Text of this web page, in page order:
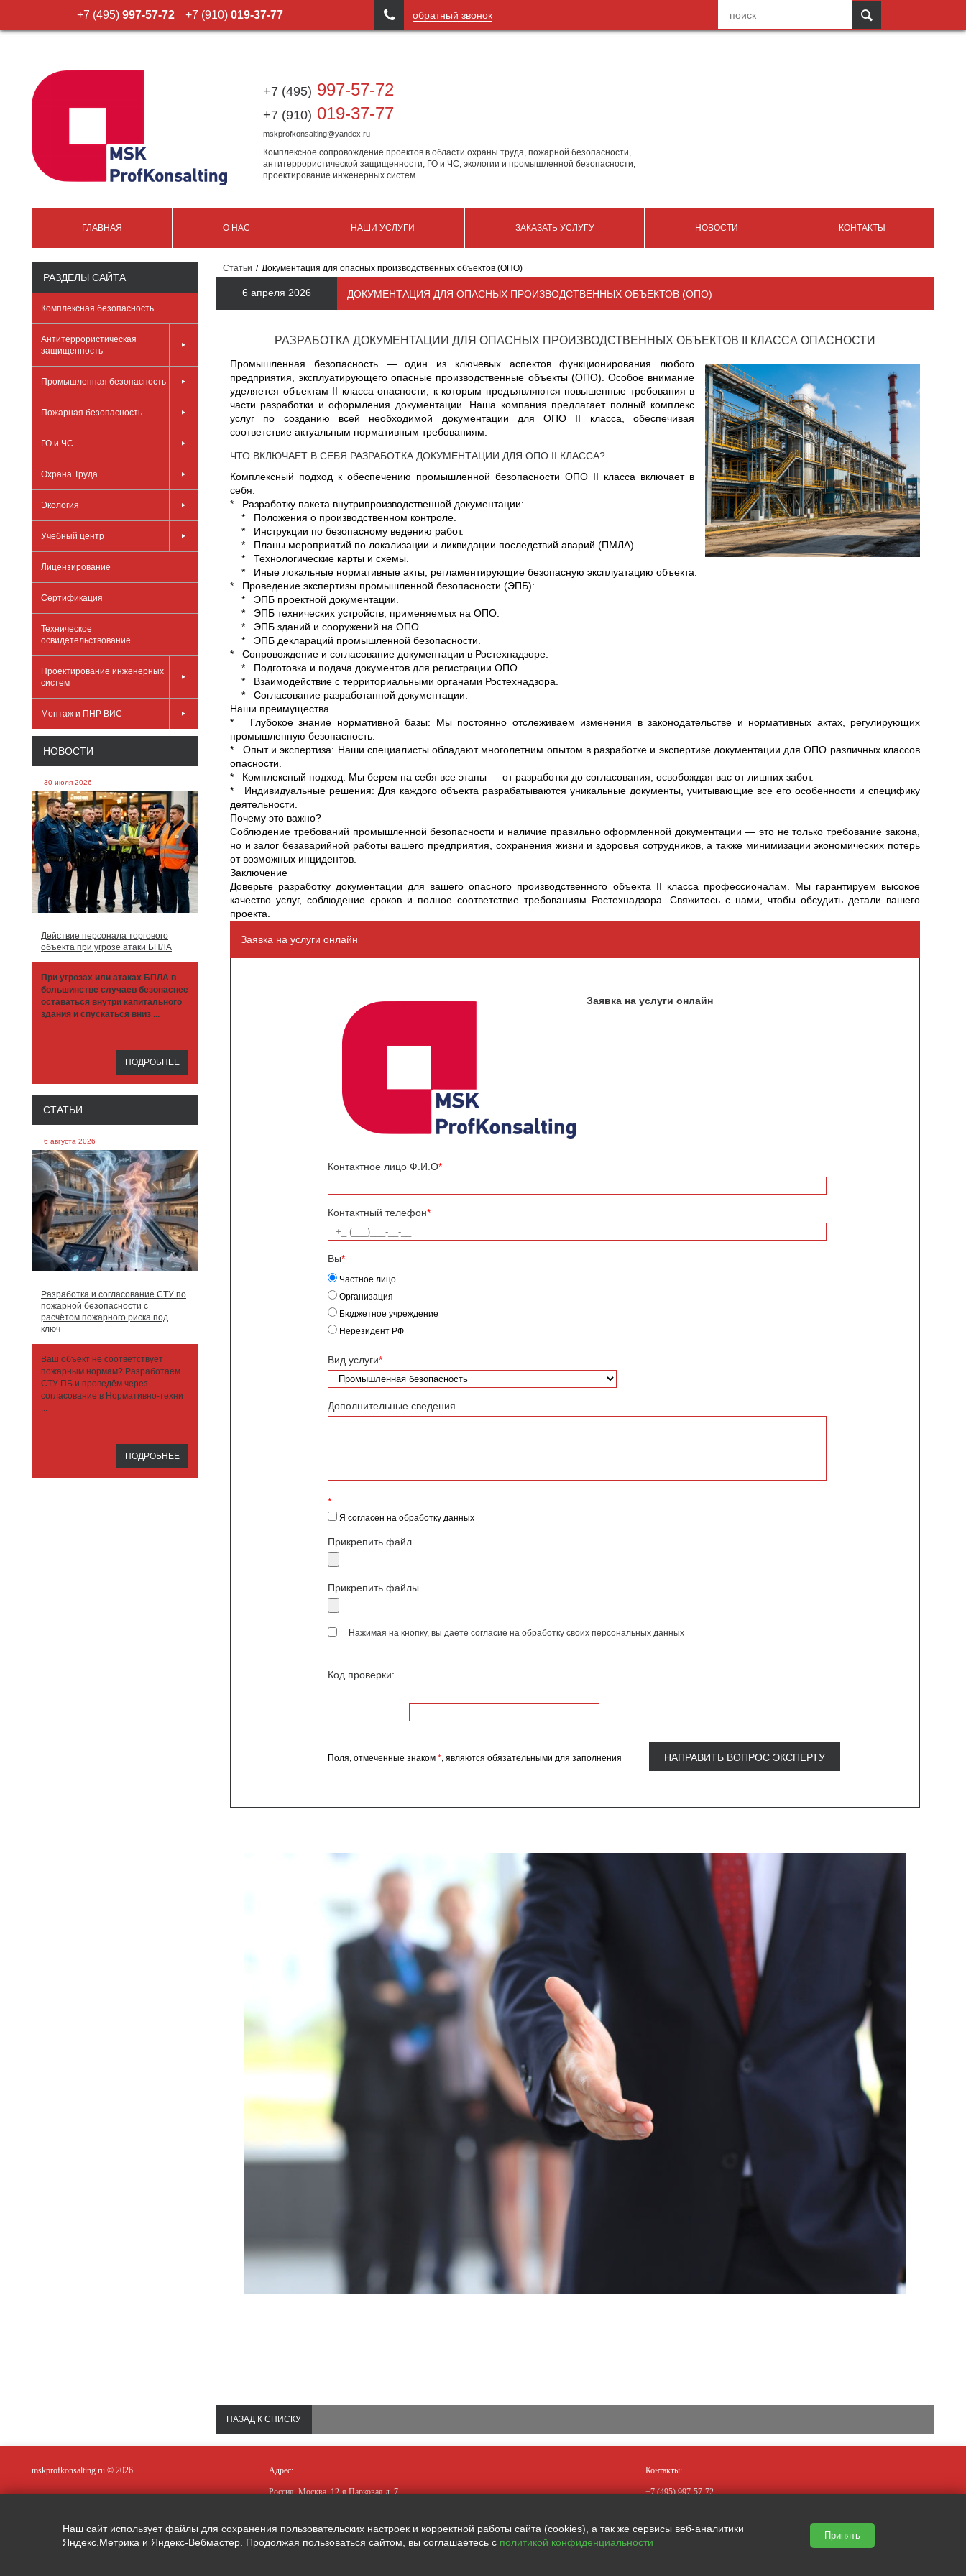
+7 (495) 997-57-72 +7 (910) 019-37-77  обратный звонок
+7 (495) 997-57-72
+7 (910) 019-37-77
mskprofkonsalting@yandex.ru
Комплексное сопровождение проектов в области охраны труда, пожарной безопасности,
антитеррористической защищенности, ГО и ЧС, экологии и промышленной безопасности,
проектирование инженерных систем.
ГЛАВНАЯ О НАС НАШИ УСЛУГИ ЗАКАЗАТЬ УСЛУГУ НОВОСТИ КОНТАКТЫ
РАЗДЕЛЫ САЙТА
Комплексная безопасность
Антитеррористическая
защищенность
Промышленная безопасность
Пожарная безопасность
ГО и ЧС
Охрана Труда
Экология
Учебный центр
Лицензирование
Сертификация
Техническое
освидетельствование
Проектирование инженерных
систем
Монтаж и ПНР ВИС
НОВОСТИ
30 июля 2026
Действие персонала торгового
объекта при угрозе атаки БПЛА
При угрозах или атаках БПЛА в
большинстве случаев безопаснее
оставаться внутри капитального
здания и спускаться вниз ...
ПОДРОБНЕЕ
СТАТЬИ
6 августа 2026
Разработка и согласование СТУ по
пожарной безопасности с
расчётом пожарного риска под
ключ
Ваш объект не соответствует
пожарным нормам? Разработаем
СТУ ПБ и проведём через
согласование в Нормативно-техни
...
ПОДРОБНЕЕ
Статьи Документация для опасных производственных объектов (ОПО)
6 апреля 2026 ДОКУМЕНТАЦИЯ ДЛЯ ОПАСНЫХ ПРОИЗВОДСТВЕННЫХ ОБЪЕКТОВ (ОПО)
РАЗРАБОТКА ДОКУМЕНТАЦИИ ДЛЯ ОПАСНЫХ ПРОИЗВОДСТВЕННЫХ ОБЪЕКТОВ II КЛАССА ОПАСНОСТИ
Промышленная безопасность — один из ключевых аспектов функционирования любого
предприятия, эксплуатирующего опасные производственные объекты (ОПО). Особое внимание
уделяется объектам II класса опасности, к которым предъявляются повышенные требования в
части разработки и оформления документации. Наша компания предлагает полный комплекс
услуг по созданию всей необходимой документации для ОПО II класса, обеспечивая
соответствие актуальным нормативным требованиям.
ЧТО ВКЛЮЧАЕТ В СЕБЯ РАЗРАБОТКА ДОКУМЕНТАЦИИ ДЛЯ ОПО II КЛАССА?
Комплексный подход к обеспечению промышленной безопасности ОПО II класса включает в
себя:
* Разработку пакета внутрипроизводственной документации:
* Положения о производственном контроле.
* Инструкции по безопасному ведению работ.
* Планы мероприятий по локализации и ликвидации последствий аварий (ПМЛА).
* Технологические карты и схемы.
* Иные локальные нормативные акты, регламентирующие безопасную эксплуатацию объекта.
* Проведение экспертизы промышленной безопасности (ЭПБ):
* ЭПБ проектной документации.
* ЭПБ технических устройств, применяемых на ОПО.
* ЭПБ зданий и сооружений на ОПО.
* ЭПБ деклараций промышленной безопасности.
* Сопровождение и согласование документации в Ростехнадзоре:
* Подготовка и подача документов для регистрации ОПО.
* Взаимодействие с территориальными органами Ростехнадзора.
* Согласование разработанной документации.
Наши преимущества
* Глубокое знание нормативной базы: Мы постоянно отслеживаем изменения в законодательстве и нормативных актах, регулирующих
промышленную безопасность.
* Опыт и экспертиза: Наши специалисты обладают многолетним опытом в разработке и экспертизе документации для ОПО различных классов
опасности.
* Комплексный подход: Мы берем на себя все этапы — от разработки до согласования, освобождая вас от лишних забот.
* Индивидуальные решения: Для каждого объекта разрабатываются уникальные документы, учитывающие все его особенности и специфику
деятельности.
Почему это важно?
Соблюдение требований промышленной безопасности и наличие правильно оформленной документации — это не только требование закона,
но и залог безаварийной работы вашего предприятия, сохранения жизни и здоровья сотрудников, а также минимизации экономических потерь
от возможных инцидентов.
Заключение
Доверьте разработку документации для вашего опасного производственного объекта II класса профессионалам. Мы гарантируем высокое
качество услуг, соблюдение сроков и полное соответствие требованиям Ростехнадзора. Свяжитесь с нами, чтобы обсудить детали вашего
проекта.
Заявка на услуги онлайн
Заявка на услуги онлайн
Контактное лицо Ф.И.О*
Контактный телефон*
Вы*
Частное лицо
Организация
Бюджетное учреждение
Нерезидент РФ
Вид услуги*
Дополнительные сведения
*
Я согласен на обработку данных
Прикрепить файл
Прикрепить файлы
Нажимая на кнопку, вы даете согласие на обработку своих персональных данных
Код проверки:
Поля, отмеченные знаком *, являются обязательными для заполнения
НАЗАД К СПИСКУ
mskprofkonsalting.ru © 2026 Адрес:
Россия, Москва, 12-я Парковая д. 7
Контакты:
+7 (495)997-57-72
Наш сайт использует файлы для сохранения пользовательских настроек и корректной работы сайта (cookies), а так же сервисы веб-аналитики
Яндекс.Метрика и Яндекс-Вебмастер. Продолжая пользоваться сайтом, вы соглашаетесь с политикой конфиденциальности
Принять